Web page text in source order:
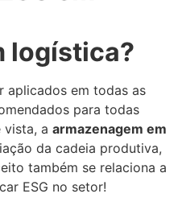
logística?
aplicados em todas as
para todas
vista, a armazenagem em
da cadeia produtiva,
também se relaciona a
ESG no setor!